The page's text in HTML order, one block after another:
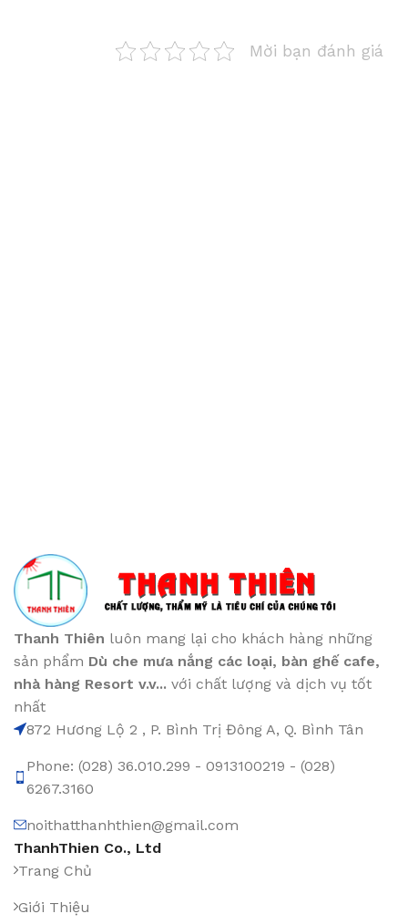
Mời bạn đánh giá
Thanh Thiên luôn mang lại cho khách hàng những
sản phẩm Dù che mưa nắng các loại, bàn ghế cafe,
nhà hàng Resort v.v... với chất lượng và dịch vụ tốt
nhất
872 Hương Lộ 2 , P. Bình Trị Đông A, Q. Bình Tân
Phone: (028) 36.010.299 - 0913100219 - (028)
6267.3160
noithatthanhthien@gmail.com
ThanhThien Co., Ltd
Trang Chủ
Giới Thiệu